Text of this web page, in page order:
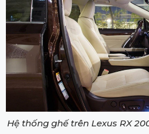
Hệ thống ghế trên Lexus RX